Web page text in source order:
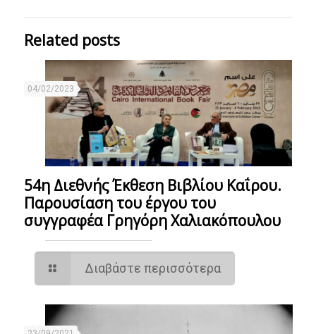
Related posts
04/02/2023
54η Διεθνής Έκθεση Βιβλίου Καΐρου.
Παρουσίαση του έργου του
συγγραφέα Γρηγόρη Χαλιακόπουλου
Διαβάστε περισσότερα